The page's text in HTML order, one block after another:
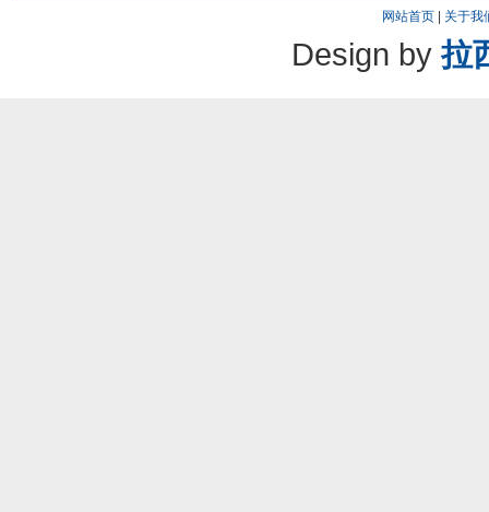
网站首页| 关于我
Design by拉